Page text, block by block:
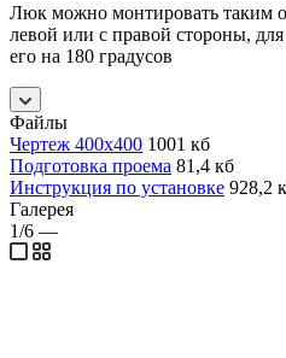
Люк можно монтировать таким
левой или с правой стороны, для
его на 180 градусов
Файлы
Чертеж 400х400 1001 кб
Подготовка проема 81,4 кб
Инструкция по установке 928,2
Галерея
1/6 —